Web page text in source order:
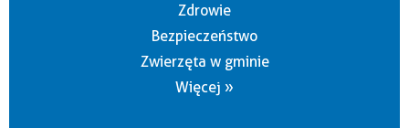
Zdrowie
Bezpieczeństwo
Zwierzęta w gminie
Więcej »